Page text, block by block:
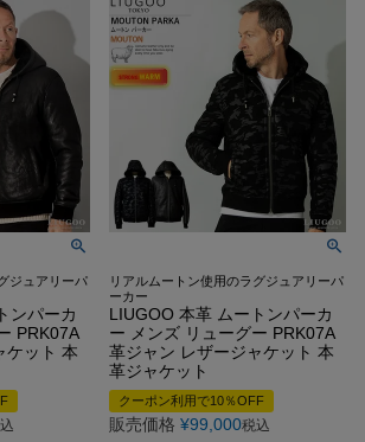
ジュアリーパ
ンパーカ
PRK07A
ケット 本
リアルムートン使用のラグジュアリーパ
ーカー
LIUGOO 本革 ムートンパーカ
ー メンズ リューグー PRK07A
革ジャン レザージャケット 本
革ジャケット
クーポン利用で10％OFF
販売価格 ¥99,000税込